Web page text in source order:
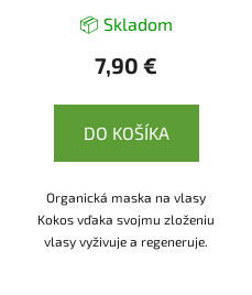
📦 Skladom
7,90 €
DO KOŠÍKA
Organická maska na vlasy
Kokos vďaka svojmu zloženiu
vlasy vyživuje a regeneruje.